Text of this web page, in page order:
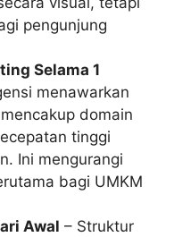
pengunjung
Selama 1
menawarkan
domain
tinggi
Ini mengurangi
bagi UMKM
Awal – Struktur